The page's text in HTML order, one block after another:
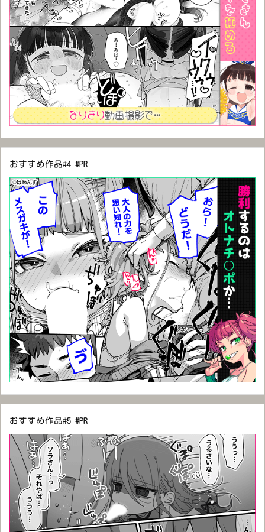
おすすめ作品#4 #PR
おすすめ作品#5 #PR